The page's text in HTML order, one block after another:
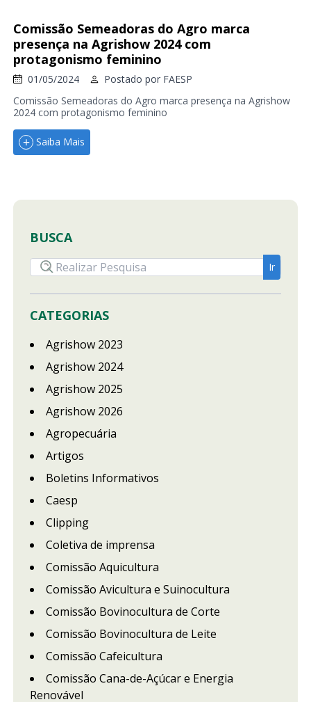
Comissão Semeadoras do Agro marca
presença na Agrishow 2024 com
protagonismo feminino
01/05/2024 Postado por FAESP
Comissão Semeadoras do Agro marca presença na Agrishow
2024 com protagonismo feminino
Saiba Mais
BUSCA
CATEGORIAS
Agrishow 2023
Agrishow 2024
Agrishow 2025
Agrishow 2026
Agropecuária
Artigos
Boletins Informativos
Caesp
Clipping
Coletiva de imprensa
Comissão Aquicultura
Comissão Avicultura e Suinocultura
Comissão Bovinocultura de Corte
Comissão Bovinocultura de Leite
Comissão Cafeicultura
Comissão Cana-de-Açúcar e Energia
Renovável